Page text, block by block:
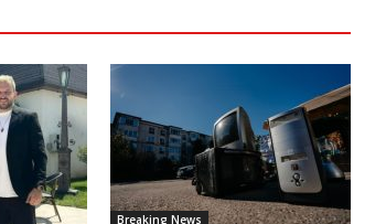
Breaking News